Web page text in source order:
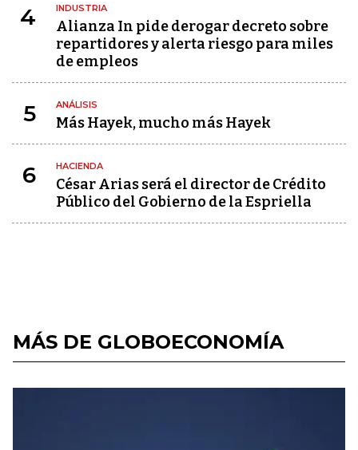
4 INDUSTRIA
Alianza In pide derogar decreto sobre
repartidores y alerta riesgo para miles
de empleos
5 ANÁLISIS
Más Hayek, mucho más Hayek
6 HACIENDA
César Arias será el director de Crédito
Público del Gobierno de la Espriella
MÁS DE GLOBOECONOMÍA